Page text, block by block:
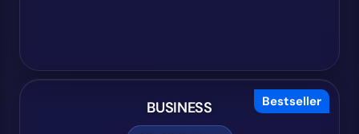
Bestseller
BUSINESS